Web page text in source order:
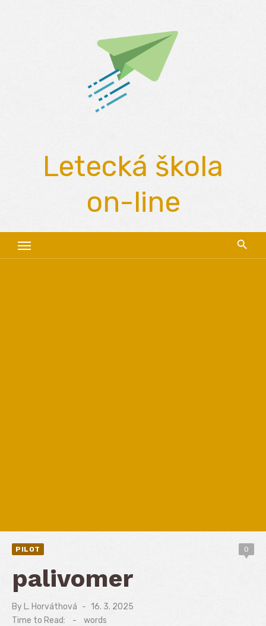
Letecká škola
on-line
PILOT 0
palivomer
By L. Horváthová
Posted
on
16. 3. 2025
Time to Read:
- words